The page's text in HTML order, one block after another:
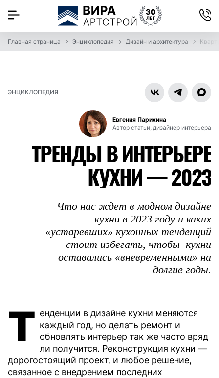
Главная страница Энциклопедия Дизайн и архитектура
ЭНЦИКЛОПЕДИЯ
Евгения Парихина
Автор статьи, дизайнер интерьера
ТРЕНДЫ В ИНТЕРЬЕРЕ
КУХНИ — 2023
Что нас ждет в модном дизайне
кухни в 2023 году и каких
«устаревших» кухонных тенденций
стоит избегать, чтобы кухни
оставались «вневременными» на
долгие годы.
Т енденции в дизайне кухни меняются
каждый год, но делать ремонт и
обновлять интерьер так же часто вряд
ли получится. Реконструкция кухни —
дорогостоящий проект, и любое решение,
связанное с внедрением последних